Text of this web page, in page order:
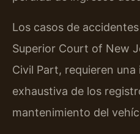
Los casos de
Superior Court of New
Civil Part, requieren una
exhaustiva de los
mantenimiento del